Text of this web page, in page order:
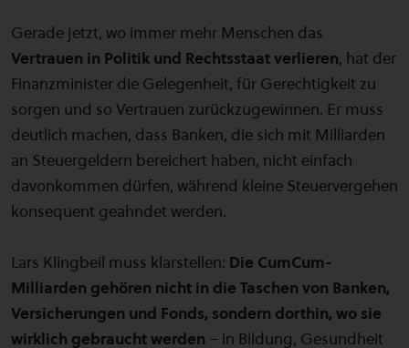
Gerade jetzt, wo immer mehr Menschen das
Vertrauen in Politik und Rechtsstaat verlieren, hat der
Finanzminister die Gelegenheit, für Gerechtigkeit zu
sorgen und so Vertrauen zurückzugewinnen. Er muss
deutlich machen, dass Banken, die sich mit Milliarden
an Steuergeldern bereichert haben, nicht einfach
davonkommen dürfen, während kleine Steuervergehen
konsequent geahndet werden.
Lars Klingbeil muss klarstellen: Die CumCum-
Milliarden gehören nicht in die Taschen von Banken,
Versicherungen und Fonds, sondern dorthin, wo sie
wirklich gebraucht werden – in Bildung, Gesundheit